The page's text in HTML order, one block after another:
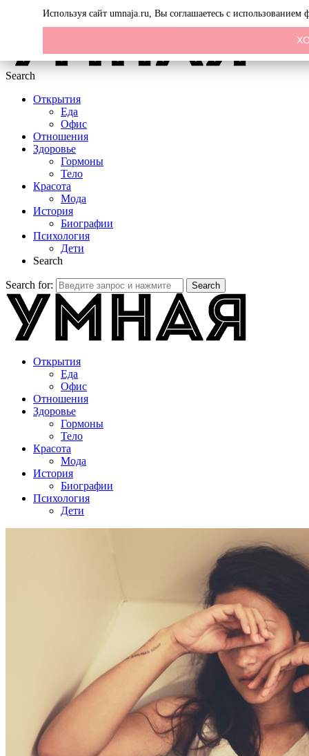
Search
Открытия
Еда
Офис
Отношения
Здоровье
Гормоны
Тело
Красота
Мода
История
Биографии
Психология
Дети
Search
Search for: Search
Открытия
Еда
Офис
Отношения
Здоровье
Гормоны
Тело
Красота
Мода
История
Биографии
Психология
Дети
Используя сайт umnaja.ru, Вы соглашаетесь с использованием